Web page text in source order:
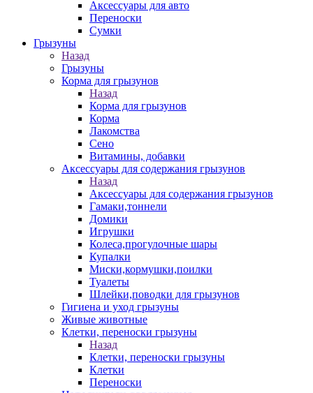
Аксессуары для авто
Переноски
Сумки
Грызуны
Назад
Грызуны
Корма для грызунов
Назад
Корма для грызунов
Корма
Лакомства
Сено
Витамины, добавки
Аксессуары для содержания грызунов
Назад
Аксессуары для содержания грызунов
Гамаки,тоннели
Домики
Игрушки
Колеса,прогулочные шары
Купалки
Миски,кормушки,поилки
Туалеты
Шлейки,поводки для грызунов
Гигиена и уход грызуны
Живые животные
Клетки, переноски грызуны
Назад
Клетки, переноски грызуны
Клетки
Переноски